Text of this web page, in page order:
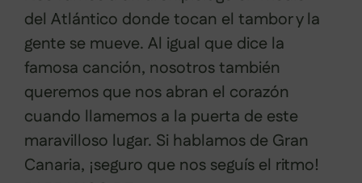
del Atlántico donde tocan el tambor y la
gente se mueve. Al igual que dice la
famosa canción, nosotros también
queremos que nos abran el corazón
cuando llamemos a la puerta de este
maravilloso lugar. Si hablamos de Gran
Canaria, ¡seguro que nos seguís el ritmo!